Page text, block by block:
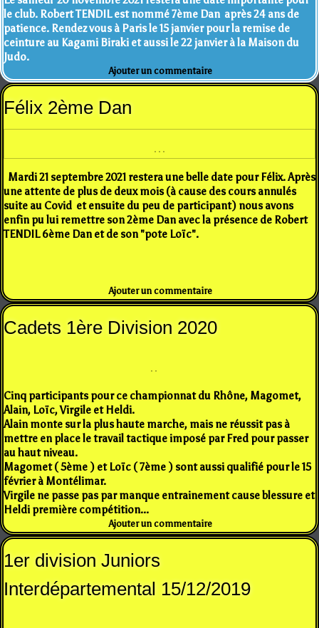
le club. Robert TENDIL est nommé 7ème Dan après 24 ans de
patience. Rendez vous à Paris le 15 janvier pour la remise de
ceinture au Kagami Biraki et aussi le 22 janvier à la Maison du
Judo.
Ajouter un commentaire
Félix 2ème Dan
Mardi 21 septembre 2021 restera une belle date pour Félix. Après
une attente de plus de deux mois (à cause des cours annulés
suite au Covid et ensuite du peu de participant) nous avons
enfin pu lui remettre son 2ème Dan avec la présence de Robert
TENDIL 6ème Dan et de son "pote Loïc".
Ajouter un commentaire
Cadets 1ère Division 2020
Cinq participants pour ce championnat du Rhône, Magomet,
Alain, Loïc, Virgile et Heldi.
Alain monte sur la plus haute marche, mais ne réussit pas à
mettre en place le travail tactique imposé par Fred pour passer
au haut niveau.
Magomet ( 5ème ) et Loïc ( 7ème ) sont aussi qualifié pour le 15
février à Montélimar.
Virgile ne passe pas par manque entrainement cause blessure et
Heldi première compétition...
Ajouter un commentaire
1er division Juniors
Interdépartemental 15/12/2019